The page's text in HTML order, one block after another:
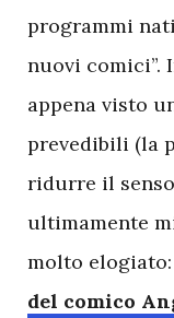
programmi
nuovi comici”.
appena visto
prevedibili (la
ridurre il
ultimamente
molto elogiato:
del comico